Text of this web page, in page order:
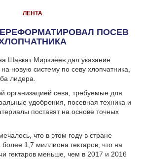
ЛЕНТА
ПОСЕВ
Шавкат Мирзиёев дал указание
новую систему по севу хлопчатника,
лидера.
организацией сева, требуемые для
удобрения, посевная техника и
поставят на основе точных
что в этом году в стране
более 1,7 миллиона гектаров, что на
гектаров меньше, чем в 2017 и 2016